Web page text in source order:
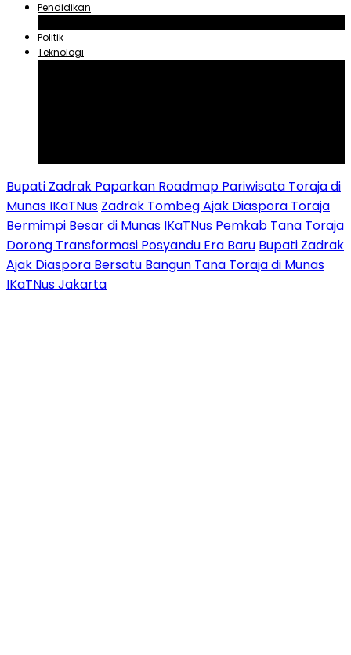
Pendidikan
Politik
Teknologi
Bupati Zadrak Paparkan Roadmap Pariwisata Toraja di
Munas IKaTNus Zadrak Tombeg Ajak Diaspora Toraja
Bermimpi Besar di Munas IKaTNus Pemkab Tana Toraja
Dorong Transformasi Posyandu Era Baru Bupati Zadrak
Ajak Diaspora Bersatu Bangun Tana Toraja di Munas
IKaTNus Jakarta